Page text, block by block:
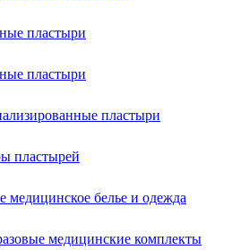
пластыри
пластыри
пластыри
пластырей
медицинское белье и одежда
медицинские комплекты